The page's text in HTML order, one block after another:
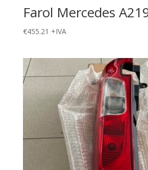
Farol Mercedes
€455.21 +IVA